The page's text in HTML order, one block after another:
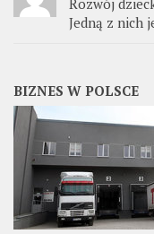
Rozwój
Jedną z nich
BIZNES W POLSCE